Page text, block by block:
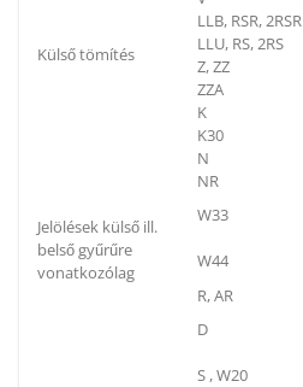
Külső tömítés
LLB, RSR, 2RSR
LLU, RS, 2RS
Z, ZZ
ZZA
Jelölések külső ill.
belső gyűrűre
vonatkozólag
K
K30
N
NR
W33
W44
R, AR
D
S , W20